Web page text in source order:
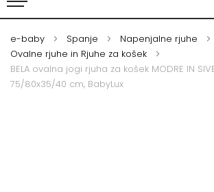
e-baby Spanje
Napenjalne rjuhe
Ovalne rjuhe in Rjuhe za košek
BELA ovalna jogi rjuha za košek MODRE IN
75/80x35/40 cm, BabyLux